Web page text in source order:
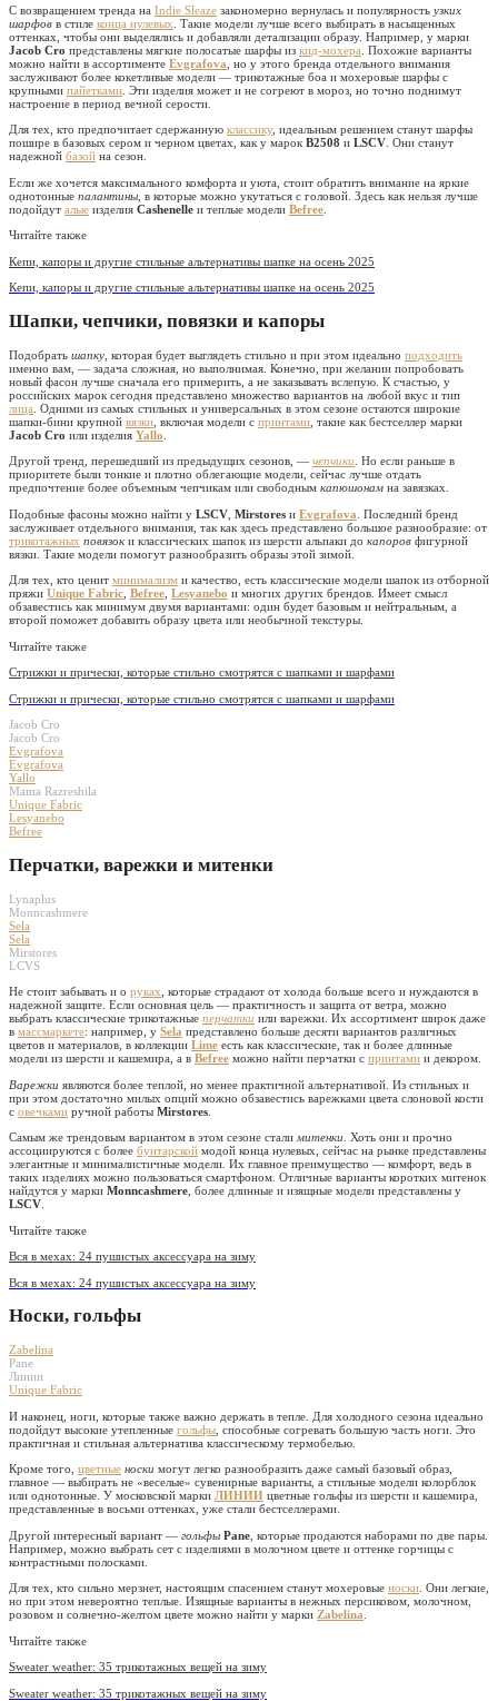
С возвращением тренда на Indie Sleaze закономерно вернулась и популярность узких
шарфов в стиле конца нулевых . Такие модели лучше всего выбирать в насыщенных
оттенках, чтобы они выделялись и добавляли детализации образу. Например, у марки
Jacob Cro представлены мягкие полосатые шарфы из кид-мохера . Похожие варианты
можно найти в ассортименте Evgrafova , но у этого бренда отдельного внимания
заслуживают более кокетливые модели — трикотажные боа и мохеровые шарфы с
крупными пайетками . Эти изделия может и не согреют в мороз, но точно поднимут
настроение в период вечной серости.
Для тех, кто предпочитает сдержанную классику, идеальным решением станут шарфы
пошире в базовых сером и черном цветах, как у марокB2508 и LSCV. Они станут
надежной базой на сезон.
Если же хочется максимального комфорта и уюта, стоит обратить внимание на яркие
однотонные палантины , в которые можно укутаться с головой. Здесь как нельзя лучше
подойдут алые изделия Cashenelle и теплые модели Befree
Читайте также
Кепи, капоры и другие стильные альтернативы шапке на осень 2025
Кепи, капоры и другие стильные альтернативы шапке на осень 2025
Шапки, чепчики, повязки и капоры
Подобрать шапку , которая будет выглядеть стильно и при этом идеально подходить
именно вам, — задача сложная, но выполнимая. Конечно, при желании попробовать
новый фасон лучше сначала его примерить, а не заказывать вслепую. К счастью, у
российских марок сегодня представлено множество вариантов на любой вкус и тип
лица . Одними из самых стильных и универсальных в этом сезоне остаются широкие
шапки-бини крупной вязки , включая модели с принтами , такие как бестселлер марки
Jacob Cro или изделия Yallo
Другой тренд, перешедший из предыдущих сезонов, — чепчики. Но если раньше в
приоритете были тонкие и плотно облегающие модели, сейчас лучше отдать
предпочтение более объемным чепчикам или свободным капюшонам на завязках.
Подобные фасоны можно найти у LSCV Mirstores и Evgrafova . Последний бренд
заслуживает отдельного внимания, так как здесь представлено большое разнообразие: от
трикотажных повязок и классических шапок из шерсти альпаки до капоров фигурной
вязки. Такие модели помогут разнообразить образы этой зимой.
Для тех, кто ценит минимализм и качество, есть классические модели шапок из отборной
пряжи Unique Fabric, Befree, Lesyanebo и многих других брендов. Имеет смысл
обзавестись как минимум двумя вариантами: один будет базовым и нейтральным, а
второй поможет добавить образу цвета или необычной текстуры.
Читайте также
Стрижки и прически, которые стильно смотрятся с шапками и шарфами
Стрижки и прически, которые стильно смотрятся с шапками и шарфами
Jacob Cro
Jacob Cro
Evgrafova
Evgrafova
Yallo
Mama Razreshila
Unique Fabric
Lesyanebo
Befree
Перчатки, варежки и митенки
Lynaplus
Monncashmere
Sela
Sela
Mirstores
LCVS
Не стоит забывать и о руках, которые страдают от холода больше всего и нуждаются в
надежной защите. Если основная цель — практичность и защита от ветра, можно
выбрать классические трикотажные перчатки или варежки. Их ассортимент широк даже
в массмаркете: например, у Sela представлено больше десяти вариантов различных
цветов и материалов, в коллекции Lime есть как классические, так и более длинные
модели из шерсти и кашемира, а в Befree можно найти перчатки с принтами и декором.
Варежки являются более теплой, но менее практичной альтернативой. Из стильных и
при этом достаточно милых опций можно обзавестись варежками цвета слоновой кости
с овечками ручной работы Mirstores
Самым же трендовым вариантом в этом сезоне сталимитенки. Хоть они и прочно
ассоциируются с более бунтарской модой конца нулевых, сейчас на рынке представлены
элегантные и минималистичные модели. Их главное преимущество — комфорт, ведь в
таких изделиях можно пользоваться смартфоном. Отличные варианты коротких митенок
найдутся у марки Monncashmere, более длинные и изящные модели представлены у
LSCV.
Читайте также
Вся в мехах: 24 пушистых аксессуара на зиму
Вся в мехах: 24 пушистых аксессуара на зиму
Носки, гольфы
Zabelina
Pane
Линии
Unique Fabric
И наконец, ноги, которые также важно держать в тепле. Для холодного сезона идеально
подойдут высокие утепленные гольфы , способные согревать большую часть ноги. Это
практичная и стильная альтернатива классическому термобелью.
Кроме того, цветные носки могут легко разнообразить даже самый базовый образ,
главное — выбирать не «веселые» сувенирные варианты, а стильные модели колорблок
или однотонные. У московской марки ЛИНИИ цветные гольфы из шерсти и кашемира,
представленные в восьми оттенках, уже стали бестселлерами.
Другой интересный вариант — гольфы Pane , которые продаются наборами по две пары.
Например, можно выбрать сет с изделиями в молочном цвете и оттенке горчицы с
контрастными полосками.
Для тех, кто сильно мерзнет, настоящим спасением станут мохеровые носки . Они легкие,
но при этом невероятно теплые. Изящные варианты в нежных персиковом, молочном,
розовом и солнечно-желтом цвете можно найти у марки Zabelina
Читайте также
Sweater weather: 35 трикотажных вещей на зиму
Sweater weather: 35 трикотажных вещей на зиму